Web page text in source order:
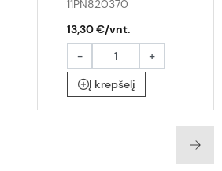
11PN820370
13,30 €/vnt.
-
+
Į krepšelį